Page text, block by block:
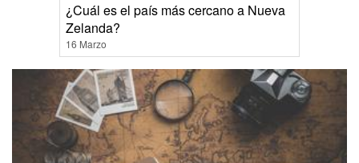
¿Cuál es el país más cercano a Nueva
Zelanda?
16 Marzo